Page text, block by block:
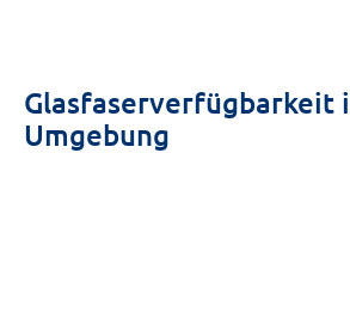
Glasfaserverfügbarkeit
Umgebung